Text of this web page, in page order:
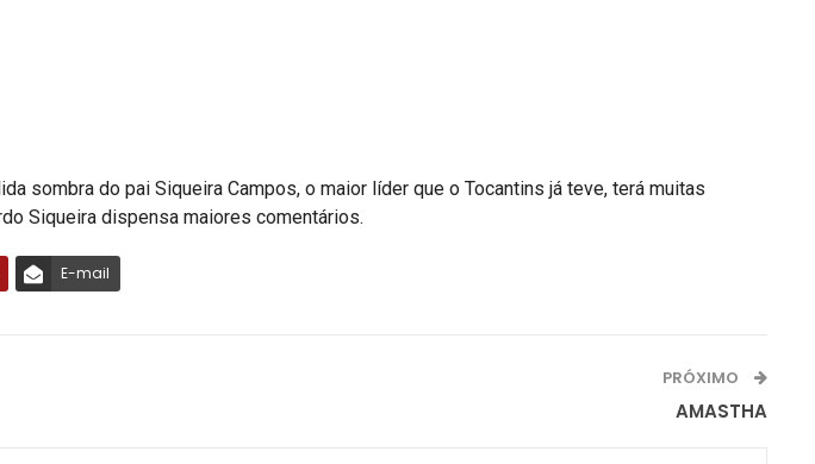
sombra do pai Siqueira Campos, o maior líder que o Tocantins já teve, terá muitas
Siqueira dispensa maiores comentários.
E-mail
PRÓXIMO
AMASTHA